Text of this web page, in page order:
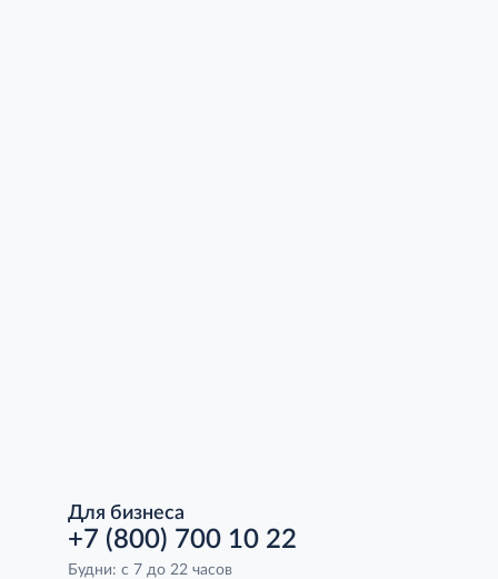
Для бизнеса
+7 (800) 700 10 22
Будни: с 7 до 22 часов